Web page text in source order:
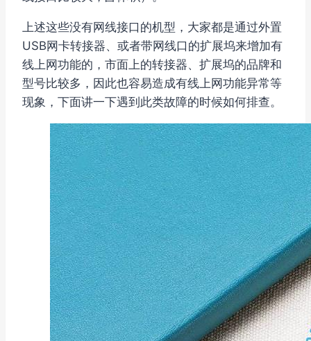
上述这些没有网线接口的机型，大家都是通过外置
USB网卡转接器、或者带网线口的扩展坞来增加有
线上网功能的，市面上的转接器、扩展坞的品牌和
型号比较多，因此也容易造成有线上网功能异常等
现象，下面讲一下遇到此类故障的时候如何排查。